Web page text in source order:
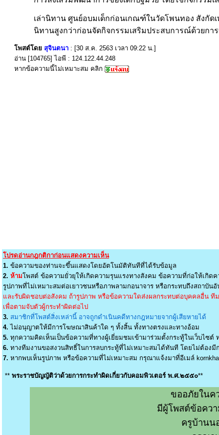
เล่านิทาน ศูนย์อบมเด็กก่อนเกณฑ์ในวัดโพนทอง สังกัด
นิทานสูงกว่าก่อนจัดกิจกรรมเสริมประสบการณ์ด้วยก
โพสต์โดย สุจินตนา : [30 ส.ค. 2563 เวลา 09:22 น.]
อ่าน [104765] ไอพี : 124.122.44.248
หากข้อความนี้ไม่เหมาะสม คลิก
โปรดอ่านกฎกติกาก่อนแสดงความเห็น
1. ข้อความของท่านจะขึ้นแสดงโดยอัตโนมัติทันทีที่ได้รับข้อมูล
2. ห้ามโพสต์ ข้อความยั่วยุให้เกิดความรุนแรงทางสังคม ข้อความที่ก่อให้เกิด
รูปภาพที่ไม่เหมาะสมต่อเยาวชนหรือภาพลามกอนาจาร หรือกระทบถึงสถาบันอั
และรับผิดชอบต่อสังคม ถ้ารูปภาพ หรือข้อความใดส่งผลกระทบต่อบุคคลอื่น ที
เพื่อตามจับตัวผู้กระทำผิดต่อไป
3. สมาชิกที่โพสต์สิ่งเหล่านี้ อาจถูกดำเนินคดีทางกฎหมายจากผู้เสียหายได้
4. ไม่อนุญาตให้มีการโฆษณาสินค้าใด ๆ ทั้งสิ้น ทั้งทางตรงและทางอ้อม
5. ทุกความคิดเห็นเป็นข้อความที่ทางผู้เยี่ยมชมเข้ามาร่วมตั้งกระทู้ในเว็บไซต์
6. ทางทีมงานขอสงวนสิทธิ์ในการลบกระทู้ที่ไม่เหมาะสมได้ทันที โดยไม่ต้อง
7. หากพบเห็นรูปภาพ หรือข้อความที่ไม่เหมาะสม กรุณาแจ้งมาที่อีเมล์
** พระราชบัญญัติว่าด้วยการกระทำผิดเกี่ยวกับคอมพิวเตอร์ พ.ศ.๒๕๕๐**
ขออภัยในค
มีผู้โพสต์ข้อคว
ครูบ้านน